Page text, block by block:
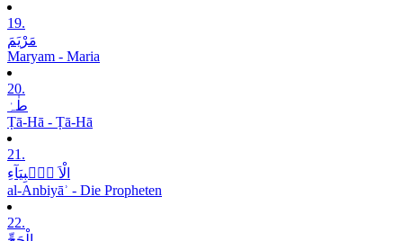
19.
مَرْیَمَ
Maryam - Maria
20.
طٰہٰ
Ṭā-Hā - Ṭā-Hā
21.
الْاَ نۡۢبِیَآءِ
al-Anbiyāʾ - Die Propheten
22.